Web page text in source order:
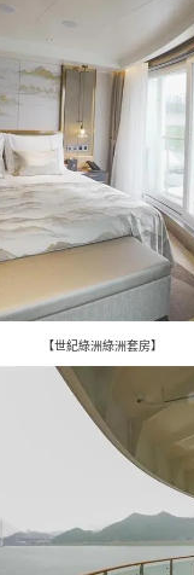
【世紀綠洲綠洲套房】